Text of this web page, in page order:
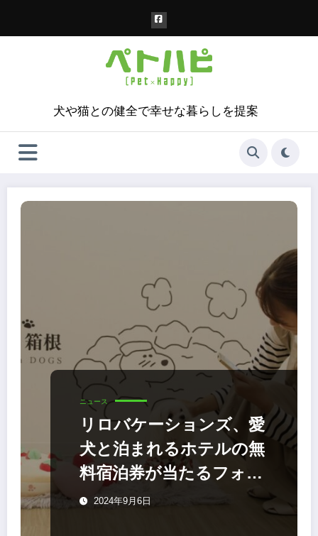
犬や猫との健全で幸せな暮らしを提案
ニュース
リロバケーションズ、愛
犬と泊まれるホテルの無
料宿泊券が当たるフォト
コンテスト
2024年9月6日